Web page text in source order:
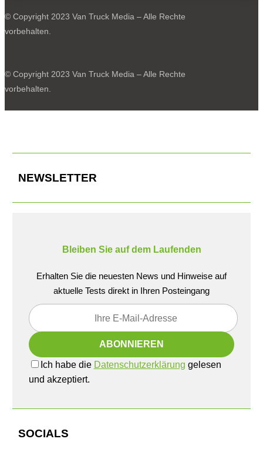
NEWSLETTER
Bleiben Sie auf dem Laufenden
Erhalten Sie die neuesten News und Hinweise auf
aktuelle Tests direkt in Ihren Posteingang
Ich habe die Datenschutzerklärung gelesen
und akzeptiert.
SOCIALS
© Copyright 2023 Van Truck Media – Alle Rechte
vorbehalten.
© Copyright 2023 Van Truck Media – Alle Rechte
vorbehalten.